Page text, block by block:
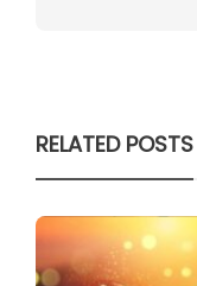
RELATED POSTS